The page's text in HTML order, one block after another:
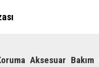
Aksesuar Bakım